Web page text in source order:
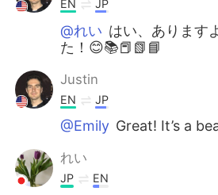
EN JP
@れい はい、あります
た！😊📚📕📗📘
Justin
EN JP
@Emily Great! It’s a
れい
JP EN